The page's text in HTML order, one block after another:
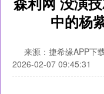
中的杨
来源：捷希缘APP下
2026-02-07 09:45:31